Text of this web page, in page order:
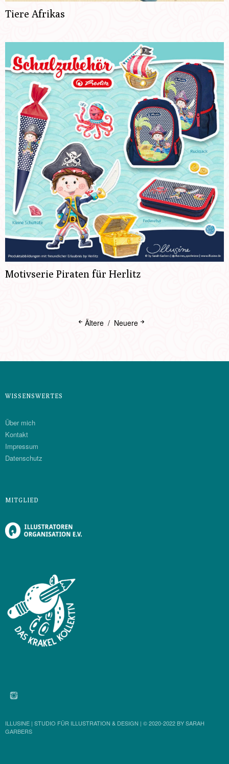
Tiere Afrikas
Motivserie Piraten für Herlitz
Ältere Neuere
WISSENSWERTES
Über mich
Kontakt
Impressum
Datenschutz
MITGLIED
ILLUSINE | STUDIO FÜR ILLUSTRATION & DESIGN | © 2020-2022 BY SARAH
GARBERS